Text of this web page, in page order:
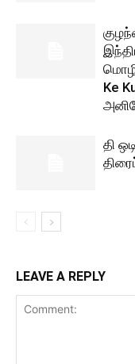
Ke
தி
LEAVE A REPLY